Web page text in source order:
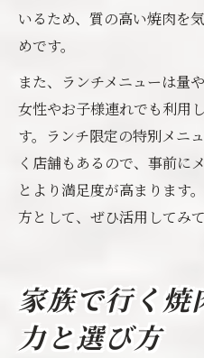
いるため、質の高い焼肉を
めです。
また、ランチメニューは量
女性やお子様連れでも利用
す。ランチ限定の特別メニ
く店舗もあるので、事前に
とより満足度が高まります
方として、ぜひ活用してみて
家族で行く焼
力と選び方